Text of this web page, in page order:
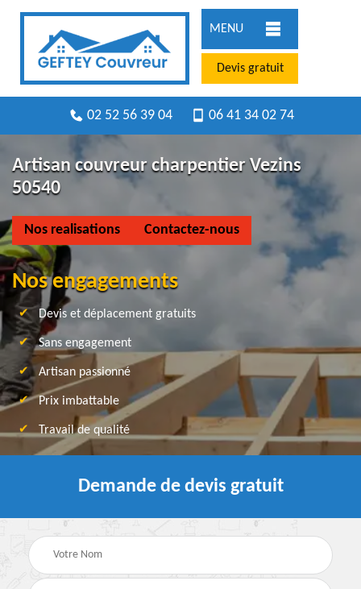
MENU
Devis gratuit
02 52 56 39 04 06 41 34 02 74
Artisan couvreur charpentier Vezins
50540
Nos realisations Contactez-nous
Nos engagements
Devis et déplacement gratuits
Sans engagement
Artisan passionné
Prix imbattable
Travail de qualité
Demande de devis gratuit